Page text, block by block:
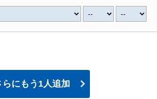
らにもう1人追加